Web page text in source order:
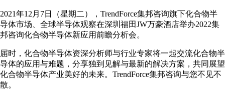
2021年12月7日（星期二），TrendForce集邦咨询旗下化合物半
导体市场、全球半导体观察在深圳福田JW万豪酒店举办2022集
邦咨询化合物半导体新应用前瞻分析会。
届时，化合物半导体资深分析师与行业专家将一起交流化合物半
导体的应用与难题，分享独到见解与最新的解决方案，共同展望
化合物半导体产业美好的未来。TrendForce集邦咨询与您不见不
散。